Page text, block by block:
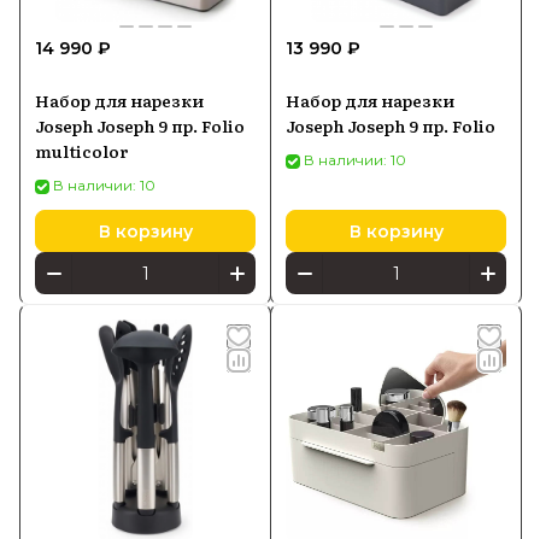
14 990 ₽
Набор для нарезки
Joseph Joseph 9 пр. Folio
multicolor
В наличии: 10
В корзину
13 990 ₽
Набор для нарезки
Joseph Joseph 9 пр. Folio
В наличии: 10
В корзину